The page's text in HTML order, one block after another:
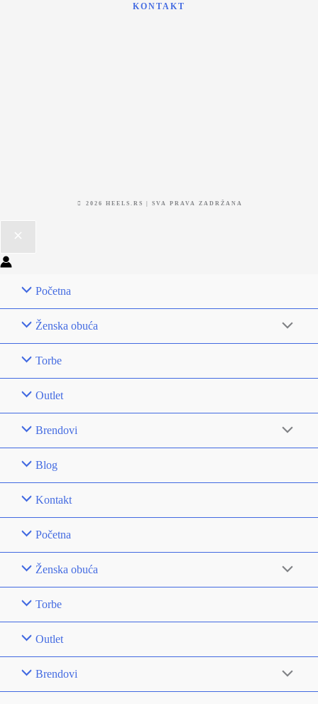
KONTAKT
2026 HEELS.RS | SVA PRAVA ZADRŽANA
Početna
Ženska obuća
Torbe
Outlet
Brendovi
Blog
Kontakt
Početna
Ženska obuća
Torbe
Outlet
Brendovi